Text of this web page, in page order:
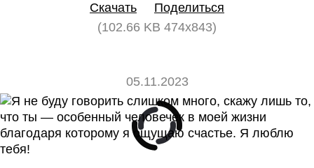
Скачать
Поделиться
(102.66 KB 474x843)
05.11.2023